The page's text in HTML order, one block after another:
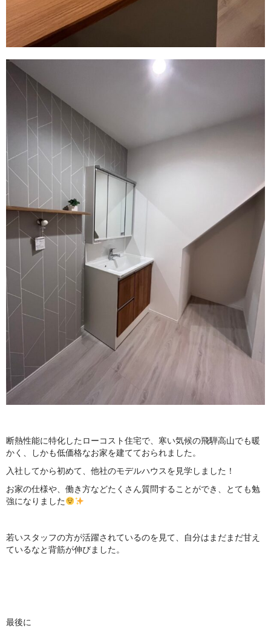
断熱性能に特化したローコスト住宅で、寒い気候の飛騨高山でも暖
かく、しかも低価格なお家を建てておられました。
入社してから初めて、他社のモデルハウスを見学しました！
お家の仕様や、働き方などたくさん質問することができ、とても勉
強になりました
若いスタッフの方が活躍されているのを見て、自分はまだまだ甘え
ているなと背筋が伸びました。
最後に